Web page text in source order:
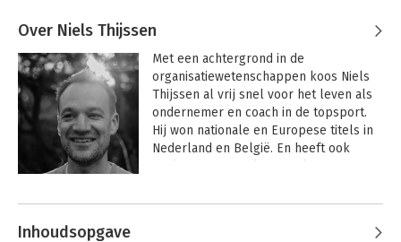
Over Niels Thijssen
Met een achtergrond in de
organisatiewetenschappen koos Niels
Thijssen al vrij snel voor het leven als
ondernemer en coach in de topsport.
Hij won nationale en Europese titels in
Nederland en België. En heeft ook
gewonnen, intuïtie en wijsheid verloren.
zijn unieke overtuiging anderen met het
Inhoudsopgave